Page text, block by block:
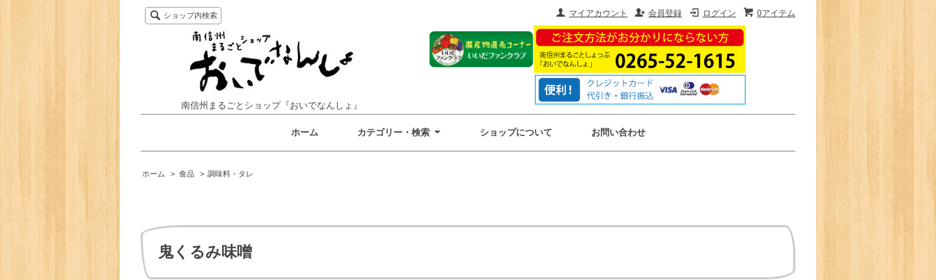
0アイテム
ログイン
会員登録
マイアカウント
ショップ内検索
南信州まるごとショップ『おいでなんしょ』
ホーム カテゴリー・検索 ショップについて お問い合わせ
ホーム > 食品 > 調味料・タレ
鬼くるみ味噌